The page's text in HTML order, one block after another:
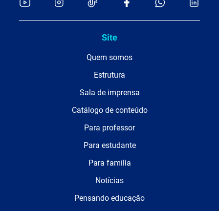
Site
Quem somos
Estrutura
Sala de imprensa
Catálogo de conteúdo
Para professor
Para estudante
Para família
Notícias
Pensando educação